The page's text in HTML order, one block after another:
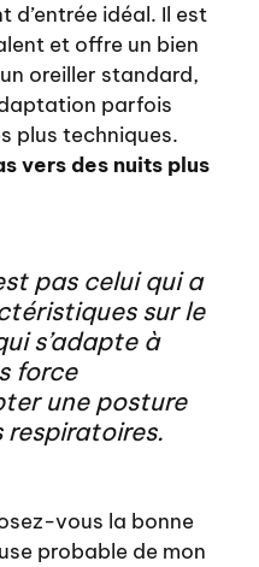
d’entrée idéal. Il est
et offre un bien
oreiller standard,
parfois
plus techniques.
vers des nuits plus
pas celui qui a
sur le
s’adapte à
force
une posture
respiratoires.
vous la bonne
probable de mon